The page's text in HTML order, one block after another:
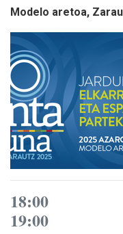
Modelo aretoa,
18:00
19:00